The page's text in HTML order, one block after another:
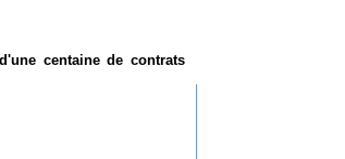
centaine de contrats